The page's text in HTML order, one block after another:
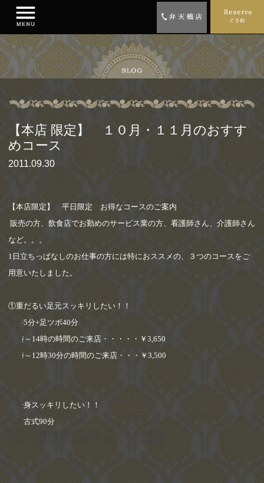
【本店 限定】 １０月・１１月のおすす
めコース
2011.09.30
【本店限定】 平日限定 お得なコースのご案内
販売の方、飲食店でお勤めのサービス業の方、看護師さん、介護師さん
など。。。
1 日立ちっぱなしのお仕事の方には特におススメの、３つのコースをご
用意いたしました。
①重だるい足元スッキリしたい！！
足浴5分+足ツボ40分
時～ 14時の時間のご来店・・・・・ ￥3,650
時～ 12時30分の時間のご来店・・・ ￥ 3,500
全身スッキリしたい！！
タイ古式90分
時の時間のご来店・・・・・
￥6,700
11